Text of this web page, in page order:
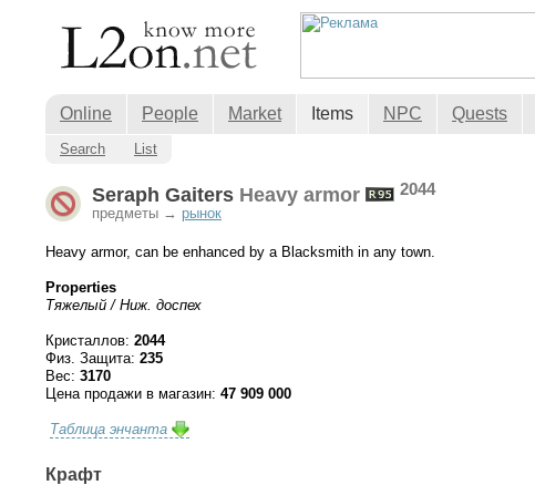
Online People Market Items NPC Quests
Search List
Seraph Gaiters Heavy armor 2044
предметы → рынок
Heavy armor, can be enhanced by a Blacksmith in any town.
Properties
Тяжелый / Ниж. доспех
Кристаллов: 2044
Физ. Защита: 235
Вес: 3170
Цена продажи в магазин: 47 909 000
Таблица энчанта
Крафт